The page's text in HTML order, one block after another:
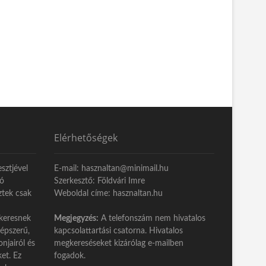
csak
és
Ez
Elérhetőségek
E-mail: hasznaltan@minimail.hu
Szerkesztő: Földvári Imre
Weboldal címe: hasznaltan.hu
Megjegyzés: A telefonszám nem hivatalos
kapcsolattartási csatorna. Hivatalos
megkereséseket kizárólag e-mailben
fogadok.